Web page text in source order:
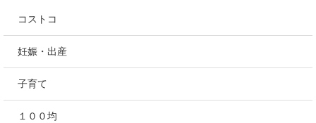
コストコ
妊娠・出産
子育て
１００均